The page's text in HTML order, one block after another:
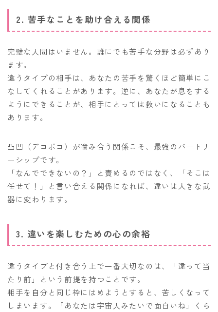
2. 苦手なことを助け合える関係
完璧な人間はいません。誰にでも苦手な分野は必ずあり
ます。
違うタイプの相手は、あなたの苦手を驚くほど簡単にこ
なしてくれることがあります。逆に、あなたが息をする
ようにできることが、相手にとっては救いになることも
あります。
凸凹（デコボコ）が噛み合う関係こそ、最強のパートナ
ーシップです。
「なんでできないの？」と責めるのではなく、「そこは
任せて！」と言い合える関係になれば、違いは大きな武
器に変わります。
3. 違いを楽しむための心の余裕
違うタイプと付き合う上で一番大切なのは、「違って当
たり前」という前提を持つことです。
相手を自分と同じ枠にはめようとすると、苦しくなって
しまいます。「あなたは宇宙人みたいで面白いね」くら